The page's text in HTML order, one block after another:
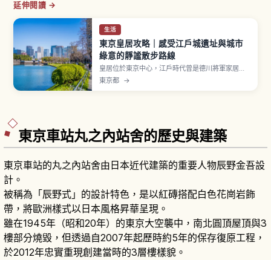
延伸閱讀 →
生活
東京皇居攻略｜感受江戶城遺址與城市
綠意的靜謐散步路線
皇居位於東京中心，江戶時代曾是德川將軍家居城
「江戶城」，明治維新後於1869年（明治2年）成
東京都 →
東京車站丸之內站舍的歷史與建築
東京車站的丸之內站舍由日本近代建築的重要人物辰野金吾設
計。
被稱為「辰野式」的設計特色，是以紅磚搭配白色花崗岩飾
帶，將歐洲樣式以日本風格昇華呈現。
雖在1945年（昭和20年）的東京大空襲中，南北圓頂屋頂與3
樓部分燒毀，但透過自2007年起歷時約5年的保存復原工程，
於2012年忠實重現創建當時的3層樓樣貌。